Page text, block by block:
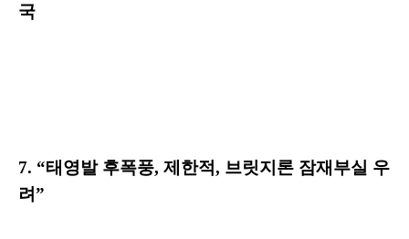
국
7. “태영발 후폭풍, 제한적, 브릿지론 잠재부실 우
려”